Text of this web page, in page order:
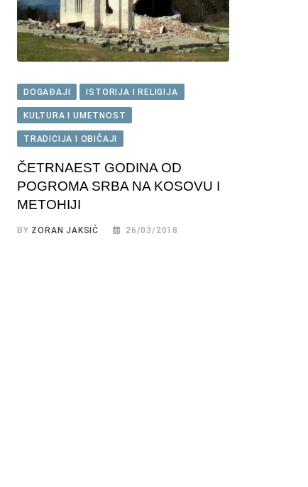
DOGAĐAJI ISTORIJA I RELIGIJA
KULTURA I UMETNOST
TRADICIJA I OBIČAJI
ČETRNAEST GODINA OD
POGROMA SRBA NA KOSOVU I
METOHIJI
BY ZORAN JAKSIĆ 26/03/2018